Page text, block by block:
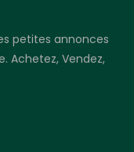
petites annonces
Achetez, Vendez,